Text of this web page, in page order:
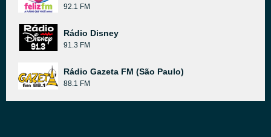
92.1 FM
Rádio Disney
91.3 FM
Rádio Gazeta FM (São Paulo)
88.1 FM